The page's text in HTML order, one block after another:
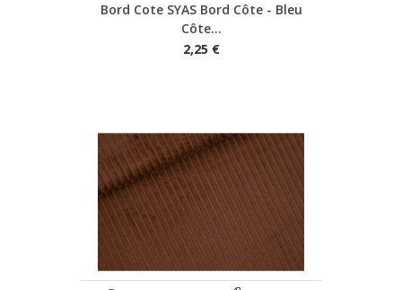
Bord Cote SYAS Bord Côte - Bleu
Côte...
2,25 €